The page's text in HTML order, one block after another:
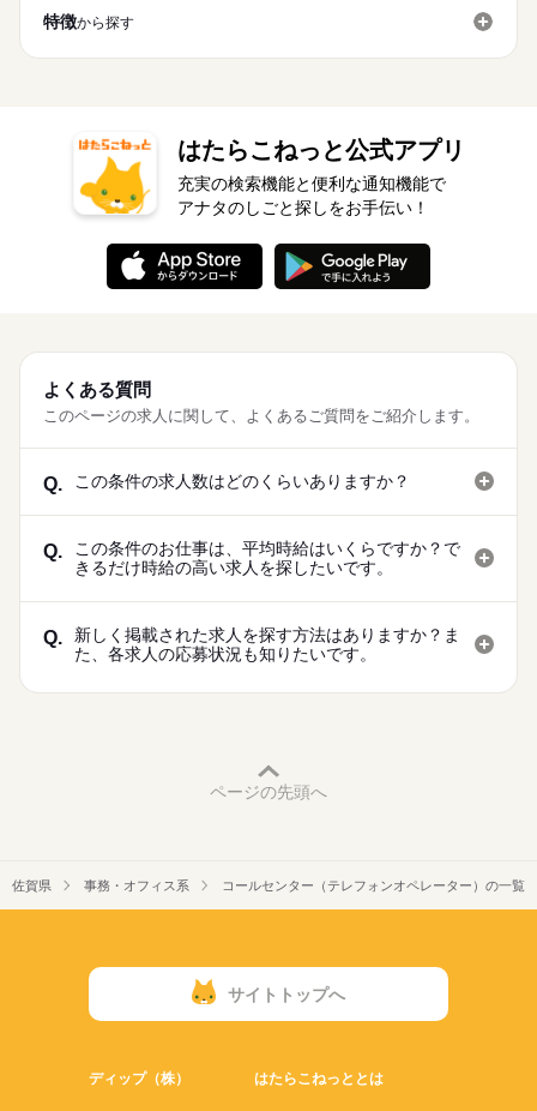
特徴から探す
はたらこねっと公式アプリ
充実の検索機能と便利な通知機能で
アナタのしごと探しをお手伝い！
よくある質問
このページの求人に関して、よくあるご質問をご紹介します。
Q. この条件の求人数はどのくらいありますか？
Q.
この条件のお仕事は、平均時給はいくらですか？で
きるだけ時給の高い求人を探したいです。
Q.
新しく掲載された求人を探す方法はありますか？ま
た、各求人の応募状況も知りたいです。
ページの先頭へ
佐賀県 事務・オフィス系 コールセンター（テレフォンオペレーター）の一覧
サイトトップへ
ディップ（株） はたらこねっととは